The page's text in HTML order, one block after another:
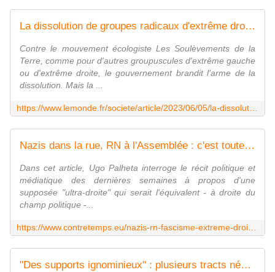
La dissolution de groupes radicaux d'extrême droite ou d'extrême gauche, une mesure aux effets limités
Contre le mouvement écologiste Les Soulèvements de la
Terre, comme pour d'autres groupuscules d'extrême gauche
ou d'extrême droite, le gouvernement brandit l'arme de la
dissolution. Mais la ...
Nazis dans la rue, RN à l'Assemblée : c'est toute l'extrême droite qu'il faut combattre
Dans cet article, Ugo Palheta interroge le récit politique et
médiatique des dernières semaines à propos d'une
supposée "ultra-droite" qui serait l'équivalent - à droite du
champ politique -...
"Des supports ignominieux" : plusieurs tracts néo-nazis ont été envoyés à des mairies du Finistère